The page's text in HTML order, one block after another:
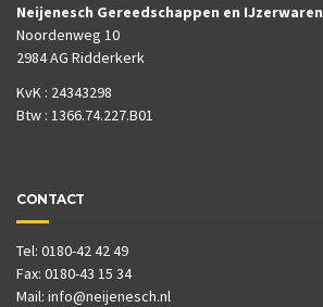
Neijenesch Gereedschappen en IJzerwaren
Noordenweg 10
2984 AG Ridderkerk
KvK : 24343298
Btw : 1366.74.227.B01
CONTACT
Tel: 0180-42 42 49
Fax: 0180-43 15 34
Mail: info@neijenesch.nl